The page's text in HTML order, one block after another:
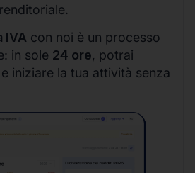
IVA con noi è un processo
in sole 24 ore, potrai
iniziare la tua attività senza